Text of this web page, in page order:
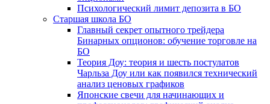
Психологический лимит депозита в БО
Старшая школа БО
Главный секрет опытного трейдера
Бинарных опционов: обучение торговле на
БО
Теория Доу: теория и шесть постулатов
Чарльза Доу или как появился технический
анализ ценовых графиков
Японские свечи для начинающих и